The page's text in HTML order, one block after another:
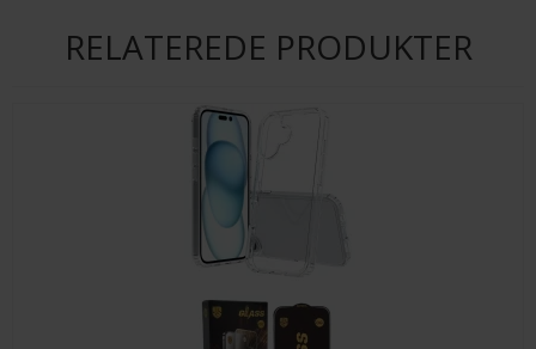
RELATEREDE PRODUKTER